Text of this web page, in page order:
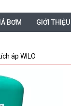
BƠM GIỚI THIỆU
áp WILO